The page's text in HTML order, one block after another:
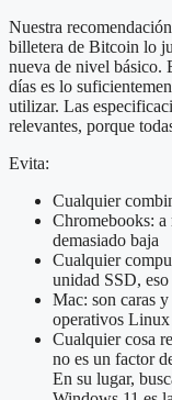
Nuestra
billetera de Bitcoin lo
nueva de nivel básico.
días es lo
utilizar. Las
relevantes, porque
Evita:
Cualquier
Chromebooks: a
demasiado baja
Cualquier
unidad SSD,
Mac: son caras
operativos Linux
Cualquier cosa
no es un factor
En su lugar,